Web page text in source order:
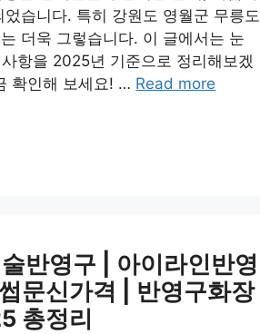
습니다. 특히 강원도 영월군 무릉도
더욱 그렇습니다. 이 글에서는 눈
항을 2025년 기준으로 정리해보겠
확인해 보세요! … Read more
반영구 | 아이라인반영
문신가격 | 반영구화장
총정리